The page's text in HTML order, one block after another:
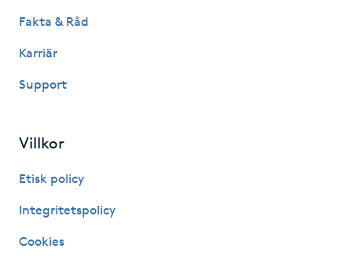
IPL
Fakta & Råd
Karriär
Support
Villkor
Etisk policy
Integritetspolicy
Cookies